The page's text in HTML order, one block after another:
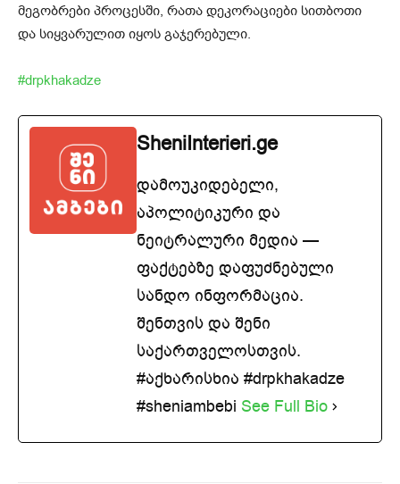
მეგობრები პროცესში, რათა დეკორაციები სითბოთი
და სიყვარულით იყოს გაჯერებული.
#drpkhakadze
SheniInterieri.ge
დამოუკიდებელი,
აპოლიტიკური და
ნეიტრალური მედია —
ფაქტებზე დაფუძნებული
სანდო ინფორმაცია.
შენთვის და შენი
საქართველოსთვის.
#აქხარისხია #drpkhakadze
#sheniambebi See Full Bio